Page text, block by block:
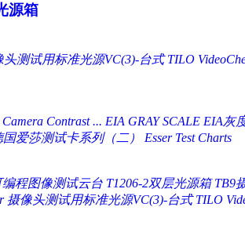
源箱
头测试用标准光源VC(3)-台式 TILO
Contrast ... EIA GRAY SCALE EIA灰
爱莎测试卡系列（二） Esser Test Charts
编程图像测试云台 T1206-2双层光源箱 TB9
摄像头测试用标准光源VC(3)-台式 TILO